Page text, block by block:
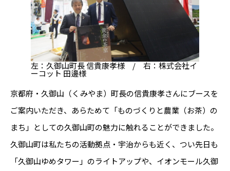
左：久御山町長 信貴康孝様 / 右：株式会社イ
ーコット 田邊様
京都府・久御山（くみやま）町長の信貴康孝さんにブースを
ご案内いただき、あらためて「ものづくりと農業（お茶）の
まち」としての久御山町の魅力に触れることができました。
久御山町は私たちの活動拠点・宇治からも近く、つい先日も
「久御山ゆめタワー」のライトアップや、イオンモール久御